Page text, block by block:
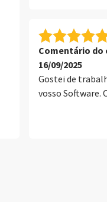
Comentário do
16/09/2025
Gostei de
vosso Software.